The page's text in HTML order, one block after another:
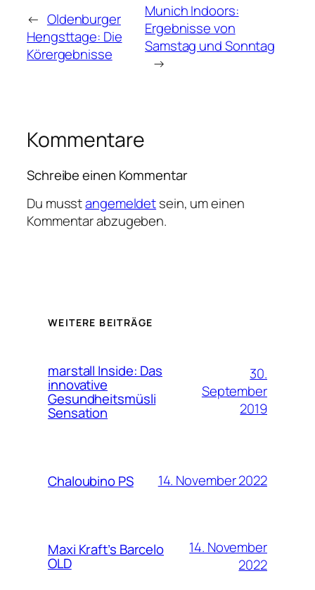
← Oldenburger
Hengsttage: Die
Körergebnisse
Munich Indoors:
Ergebnisse von
Samstag und Sonntag
→
Kommentare
Schreibe einen Kommentar
Du musstangemeldetsein, um einen
Kommentar abzugeben.
WEITERE BEITRÄGE
marstall Inside: Das
innovative
Gesundheitsmüsli
Sensation
30.
September
2019
Chaloubino PS 14. November 2022
Maxi Kraft’s Barcelo
OLD
14. November
2022